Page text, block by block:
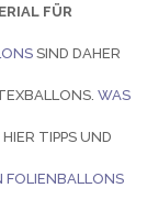
FÜR
SIND DAHER
WAS
TIPPS UND
FOLIENBALLONS